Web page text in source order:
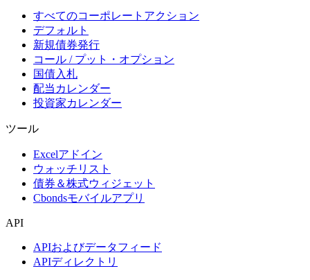
すべてのコーポレートアクション
デフォルト
新規債券発行
コール / プット・オプション
国債入札
配当カレンダー
投資家カレンダー
ツール
Excelアドイン
ウォッチリスト
債券＆株式ウィジェット
Cbondsモバイルアプリ
API
APIおよびデータフィード
APIディレクトリ